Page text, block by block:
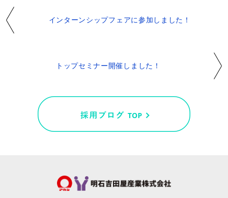
インターンシップフェアに参加しました！
トップセミナー開催しました！